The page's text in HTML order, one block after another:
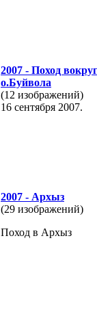
2007 - Поход вокруг
о.Буйвола
(12 изображений)
16 сентября 2007.
2007 - Архыз
(29 изображений)
Поход в Архыз